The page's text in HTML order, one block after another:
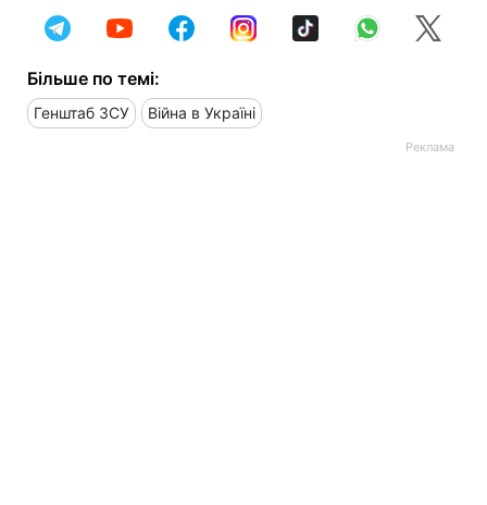
Більше по темі:
Генштаб ЗСУ Війна в Україні